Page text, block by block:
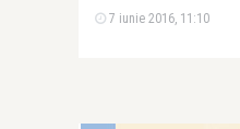
7 iunie 2016, 11:10